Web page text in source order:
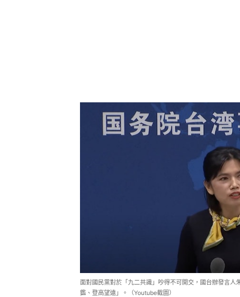
面對國民黨對於「九二共識」吵得不可開交，國台辦發言
鑑、登高望遠」。（Youtube截圖）